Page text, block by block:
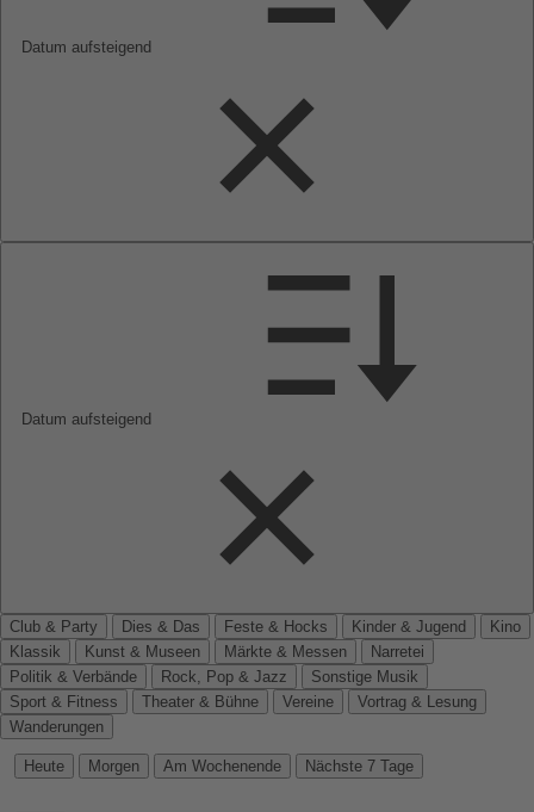
Datum aufsteigend
Datum aufsteigend
Club & Party Dies & Das Feste & Hocks Kinder & Jugend
Kino
Klassik
Kunst & Museen Märkte & Messen
Narretei
Politik & Verbände
Rock, Pop & Jazz
Sonstige Musik
Sport & Fitness
Theater & Bühne Vereine
Vortrag & Lesung
Wanderungen
Heute Morgen Am Wochenende Nächste 7 Tage